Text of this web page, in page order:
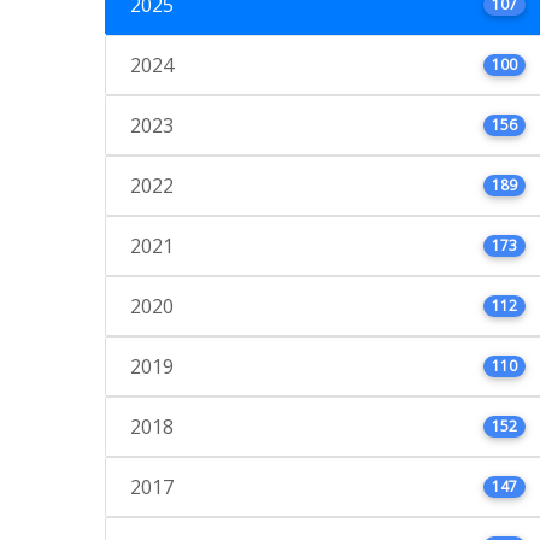
2024 100
2023 156
2022 189
2021 173
2020 112
2019 110
2018 152
2017 147